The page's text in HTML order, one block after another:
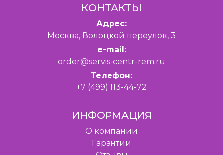
КОНТАКТЫ
Адрес:
Москва, Волоцкой переулок, 3
e-mail:
order@servis-centr-rem.ru
Телефон:
+7 (499) 113-44-72
ИНФОРМАЦИЯ
O компании
Гарантии